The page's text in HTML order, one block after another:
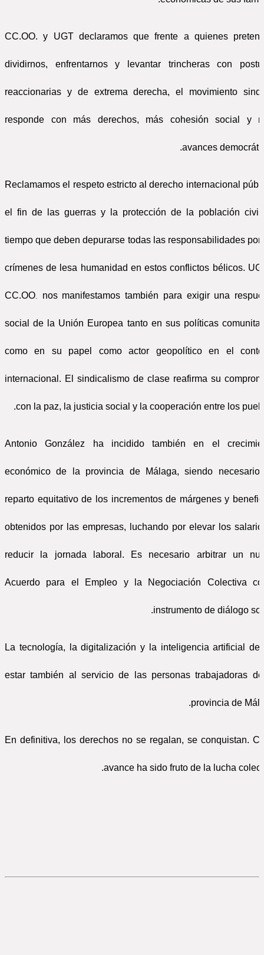
CC.OO. y UGT declaramos que frente a quienes
dividirnos, enfrentarnos y levantar trincheras con
reaccionarias y de extrema derecha, el movimiento
responde con más derechos, más cohesión social y
avances
Reclamamos el respeto estricto al derecho internacional
el fin de las guerras y la protección de la población
tiempo que deben depurarse todas las responsabilidades por
crímenes de lesa humanidad en estos conflictos bélicos.
CC.OO. nos manifestamos también para exigir una
social de la Unión Europea tanto en sus políticas
como en su papel como actor geopolítico en el
internacional. El sindicalismo de clase reafirma su
con la paz, la justicia social y la cooperación entre los
Antonio González ha incidido también en el
económico de la provincia de Málaga, siendo necesario
reparto equitativo de los incrementos de márgenes y
obtenidos por las empresas, luchando por elevar los
reducir la jornada laboral. Es necesario arbitrar un
Acuerdo para el Empleo y la Negociación Colectiva
instrumento de diálogo
La tecnología, la digitalización y la inteligencia artificial
estar también al servicio de las personas trabajadoras
provincia de
En definitiva, los derechos no se regalan, se conquistan.
avance ha sido fruto de la lucha